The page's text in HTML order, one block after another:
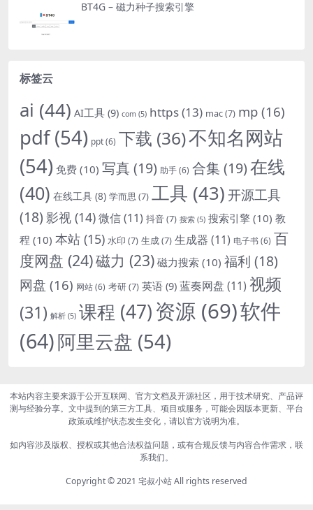
BT4G – 磁力种子搜索引擎
标签云
ai (44) AI工具 (9) com (5) https(13) mac(7) mp (16)
pdf(54) ppt(6) 下载 (36)不知名网站
(54) 免费 (10) 写真 (19) 助手(6) 合集 (19)在线
(40) 在线工具 (8) 学而思 (7) 工具 (43)开源工具
(18) 影视 (14)微信(11) 抖音(7) 搜索 (5) 搜索引擎 (10) 教
程 (10) 本站 (15) 水印 (7) 生成(7) 生成器 (11) 电子书(6) 百
度网盘 (24)磁力 (23) 磁力搜索 (10) 福利 (18)
网盘 (16) 网站(6) 考研(7) 英语 (9) 蓝奏网盘 (11) 视频
(31) 解析 (5) 课程 (47)资源 (69)软件
(64)阿里云盘 (54)
本站内容主要来源于公开互联网、官方文档及开源社区，用于技术研究、产品评
测与经验分享。文中提到的第三方工具、项目或服务，可能会因版本更新、平台
政策或维护状态发生变化，请以官方说明为准。
如内容涉及版权、授权或其他合法权益问题，或有合规反馈与内容合作需求，联
系我们。
Copyright © 2021 宅叔小站All rights reserved